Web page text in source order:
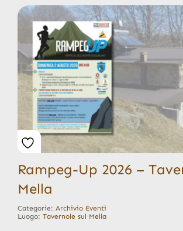
Rampeg-Up 2026 –
Mella
Categorie: Archivio Eventi
Luogo: Tavernole sul Mella